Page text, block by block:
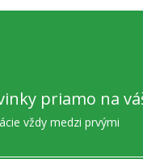
priamo na
vždy medzi prvými